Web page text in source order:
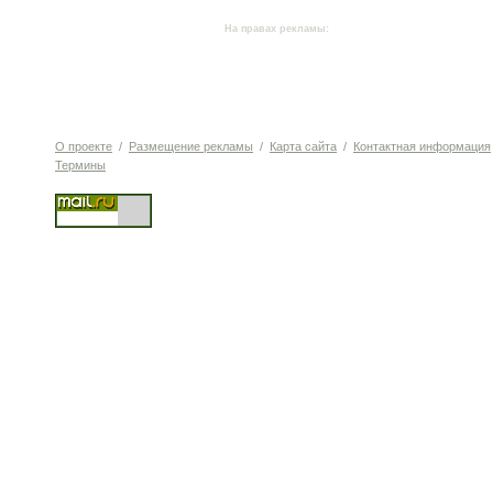
На правах рекламы:
О проекте / Размещение рекламы / Карта сайта / Контактная информация
Термины